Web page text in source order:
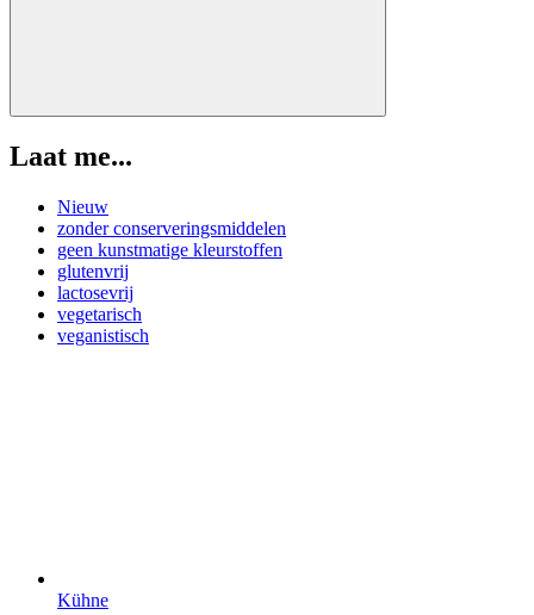
Laat me...
Nieuw
zonder conserveringsmiddelen
geen kunstmatige kleurstoffen
glutenvrij
lactosevrij
vegetarisch
veganistisch
Kühne